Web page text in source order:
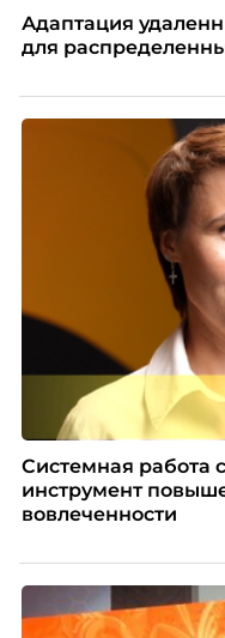
Адаптация
для
Системная работа
инструмент
вовлеченности